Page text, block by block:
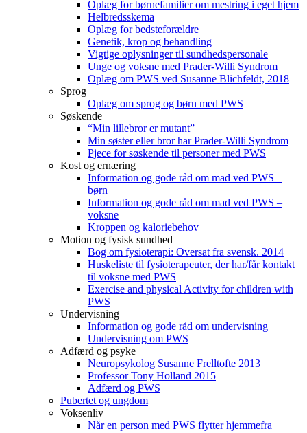
Oplæg for børnefamilier om mestring i eget hjem
Helbredsskema
Oplæg for bedsteforældre
Genetik, krop og behandling
Vigtige oplysninger til sundhedspersonale
Unge og voksne med Prader-Willi Syndrom
Oplæg om PWS ved Susanne Blichfeldt, 2018
Sprog
Oplæg om sprog og børn med PWS
Søskende
“Min lillebror er mutant”
Min søster eller bror har Prader-Willi Syndrom
Pjece for søskende til personer med PWS
Kost og ernæring
Information og gode råd om mad ved PWS –
børn
Information og gode råd om mad ved PWS –
voksne
Kroppen og kaloriebehov
Motion og fysisk sundhed
Bog om fysioterapi: Oversat fra svensk. 2014
Huskeliste til fysioterapeuter, der har/får kontakt
til voksne med PWS
Exercise and physical Activity for children with
PWS
Undervisning
Information og gode råd om undervisning
Undervisning om PWS
Adfærd og psyke
Neuropsykolog Susanne Frelltofte 2013
Professor Tony Holland 2015
Adfærd og PWS
Pubertet og ungdom
Voksenliv
Når en person med PWS flytter hjemmefra